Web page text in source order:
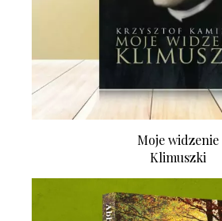
Moje widzenie
Klimuszki